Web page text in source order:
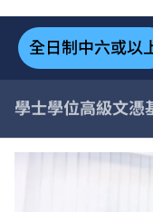
全日制中六或以
學士學位高級文憑